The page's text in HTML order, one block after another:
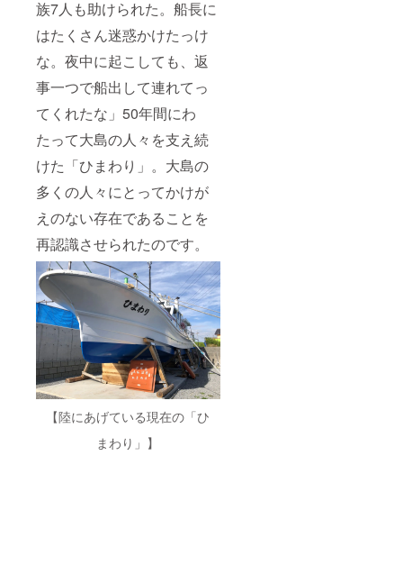
族7人も助けられた。船長に
はたくさん迷惑かけたっけ
な。夜中に起こしても、返
事一つで船出して連れてっ
てくれたな」50年間にわ
たって大島の人々を支え続
けた「ひまわり」。大島の
多くの人々にとってかけが
えのない存在であることを
再認識させられたのです。
【陸にあげている現在の「ひ
まわり」】